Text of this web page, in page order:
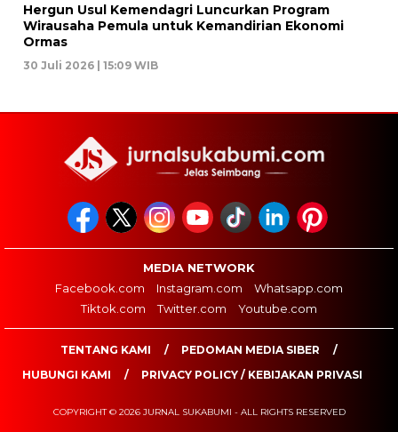
Hergun Usul Kemendagri Luncurkan Program
Wirausaha Pemula untuk Kemandirian Ekonomi
Ormas
30 Juli 2026 | 15:09 WIB
MEDIA NETWORK
Facebook.com
Instagram.com
Whatsapp.com
Tiktok.com
Twitter.com Youtube.com
TENTANG KAMI
PEDOMAN MEDIA SIBER
HUBUNGI KAMI
PRIVACY POLICY / KEBIJAKAN PRIVASI
COPYRIGHT © 2026 JURNAL SUKABUMI - ALL RIGHTS RESERVED